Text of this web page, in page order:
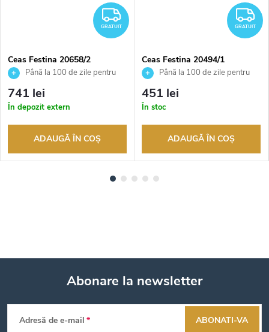
GRATUIT
GRATUIT
Ceas Festina 20658/2
Până la 100 de zile pentru
returnarea bunurilor. Vânzător
autorizat
741 lei
În depozit extern
ADAUGĂ ÎN COŞ
GRATUIT
Ceas Festina 20494/1
Până la 100 de zile pentru
returnarea bunurilor. Vânzător
autorizat
451 lei
În stoc
ADAUGĂ ÎN COŞ
S
Abonare la newsletter
Adresă de e-mail ABONATI-VA